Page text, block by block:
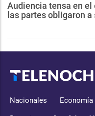
Audiencia tensa en el
las partes obligaron
Nacionales Economía